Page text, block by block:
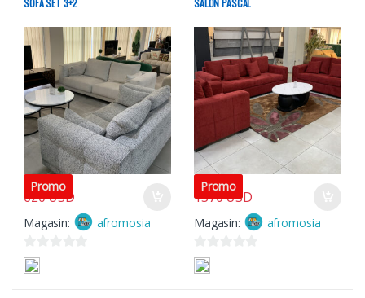
Promo
620USD
3700USD
Magasin: afromosia
0
s
Promo
1370USD
3700USD
Magasin: afromosia
0
s